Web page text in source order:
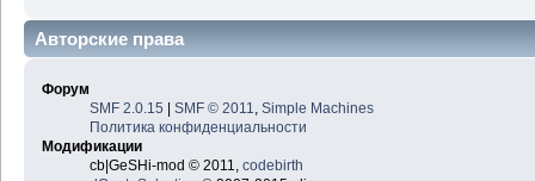
Авторские права
Форум
SMF 2.0.15 | SMF © 2011
Simple Machines
Политика конфиденциальности
Модификации
cb|GeSHi-mod © 2011, codebirth